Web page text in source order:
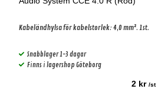
Kabeländhylsa för kabelstorlek: 4,0 mm². 1st.
Snabblager 1-3 dagar
Finns i lagershop Göteborg
2 kr /st